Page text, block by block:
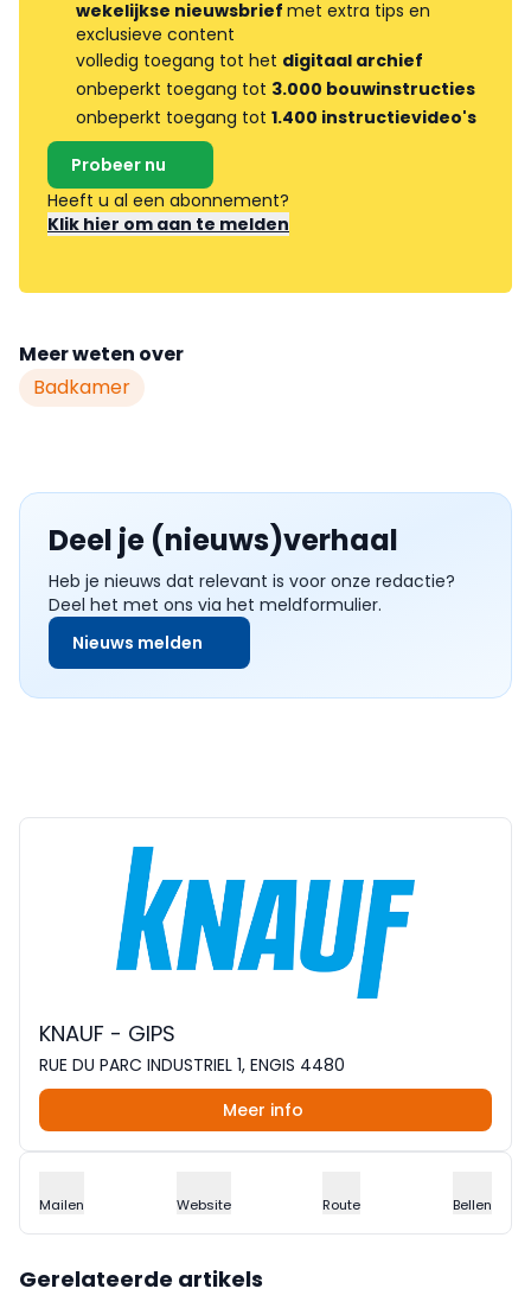
wekelijkse nieuwsbrief met extra tips en
exclusieve content
volledig toegang tot het digitaal archief
onbeperkt toegang tot 3.000 bouwinstructies
onbeperkt toegang tot 1.400 instructievideo's
Probeer nu
Heeft u al een abonnement?
Klik hier om aan te melden
Meer weten over
Badkamer
Deel je (nieuws)verhaal
Heb je nieuws dat relevant is voor onze redactie?
Deel het met ons via het meldformulier.
Nieuws melden
KNAUF - GIPS
RUE DU PARC INDUSTRIEL 1, ENGIS 4480
Meer info
Mailen Website Route Bellen
Gerelateerde artikels